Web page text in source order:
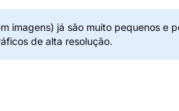
imagens) já são muito pequenos
de alta resolução.